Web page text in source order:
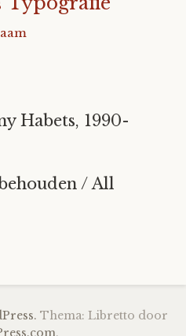
Habets, 1990-
/ All
Thema: Libretto door
.